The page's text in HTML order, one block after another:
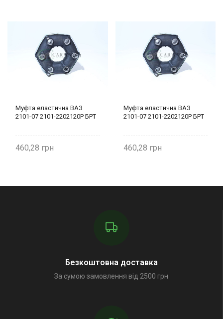
Муфта еластична ВАЗ
2101-07 2101-2202120Р БРТ
460,28
Муфта еластична ВАЗ
2101-07 2101-2202120Р БРТ
460,28
Безкоштовна доставка
За сумою замовлення від 2500 грн